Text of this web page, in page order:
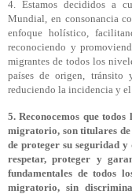
4. Estamos decididos a
Mundial, en consonancia
enfoque holístico,
reconociendo y
migrantes de todos los
países de origen,
reduciendo la incidencia y
5. Reconocemos que todos
migratorio, son titulares de
de proteger su seguridad
respetar, proteger y
fundamentales de todos
migratorio, sin